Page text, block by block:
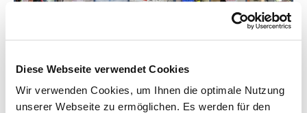
Diese Webseite verwendet Cookies
Wir verwenden Cookies, um Ihnen die optimale Nutzung
unserer Webseite zu ermöglichen. Es werden für den
AKTUELLE STELLENANGEBOTE